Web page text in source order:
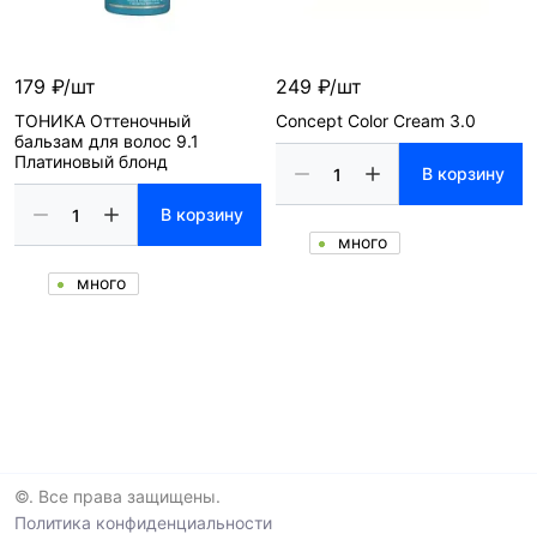
179 ₽/шт
ТОНИКА Оттеночный
бальзам для волос 9.1
Платиновый блонд
В корзину
много
249 ₽/шт
Concept Color Cream 3.0
В корзину
много
©. Все права защищены.
Политика конфиденциальности